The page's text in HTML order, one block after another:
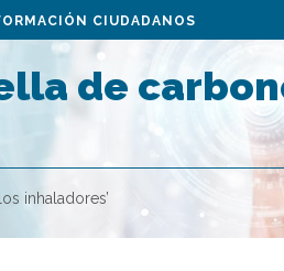
CIUDADANOS
de
inhaladores’